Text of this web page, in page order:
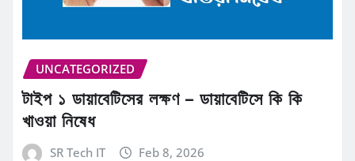
UNCATEGORIZED
টাইপ ১ ডায়াবেটিসের লক্ষণ – ডায়াবেটিসে কি কি
খাওয়া নিষেধ
SR Tech IT Feb 8, 2026